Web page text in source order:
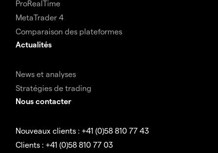
ProRealTime
MetaTrader 4
Comparaison des plateformes
Actualités
News et analyses
Stratégies de trading
Nous contacter
Nouveaux clients : +41 (0)58 810 77 43
Clients : +41 (0)58 810 77 03